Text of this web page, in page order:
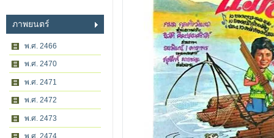
ภาพยนตร์
พ.ศ. 2466
พ.ศ. 2470
พ.ศ. 2471
พ.ศ. 2472
พ.ศ. 2473
พ.ศ. 2474